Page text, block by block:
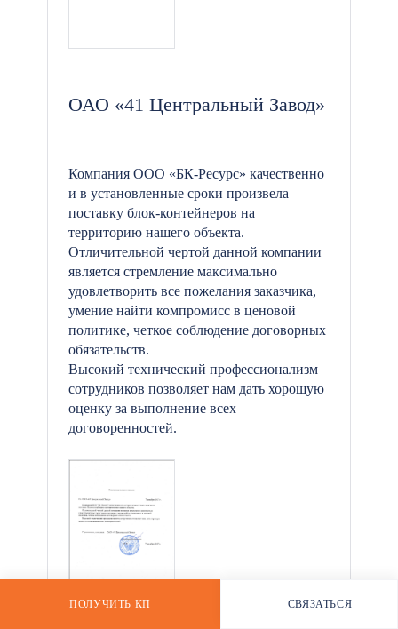
ОАО «41 Центральный Завод»
Компания ООО «БК-Ресурс» качественно
и в установленные сроки произвела
поставку блок-контейнеров на
территорию нашего объекта.
Отличительной чертой данной компании
является стремление максимально
удовлетворить все пожелания заказчика,
умение найти компромисс в ценовой
политике, четкое соблюдение договорных
обязательств.
Высокий технический профессионализм
сотрудников позволяет нам дать хорошую
оценку за выполнение всех
договоренностей.
ПОЛУЧИТЬ КП СВЯЗАТЬСЯ